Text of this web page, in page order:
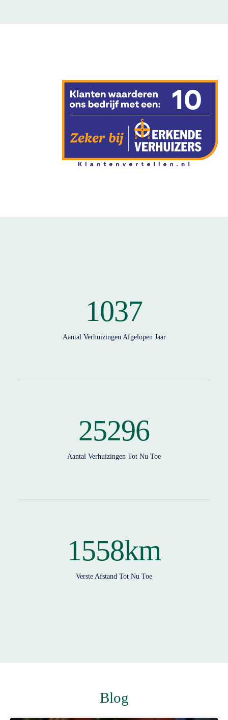
Aantal Verhuizingen Afgelopen Jaar
1037
Aantal Verhuizingen Tot Nu Toe
25296
Verste Afstand Tot Nu Toe
1558km
Blog